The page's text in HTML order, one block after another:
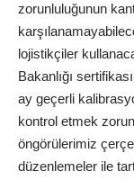
zorunluluğunun
lojistikçiler
Bakanlığı
ay geçerli
kontrol etmek
öngörülerimiz
düzenlemeler ile